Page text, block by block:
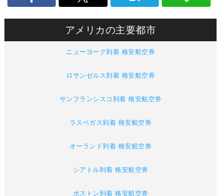
アメリカの主要都市
ニューヨーク到着 格安航空券
ロサンゼルス到着 格安航空券
サンフランシスコ到着 格安航空券
ラスベガス到着 格安航空券
オーランド到着 格安航空券
シアトル到着 格安航空券
ボストン到着 格安航空券